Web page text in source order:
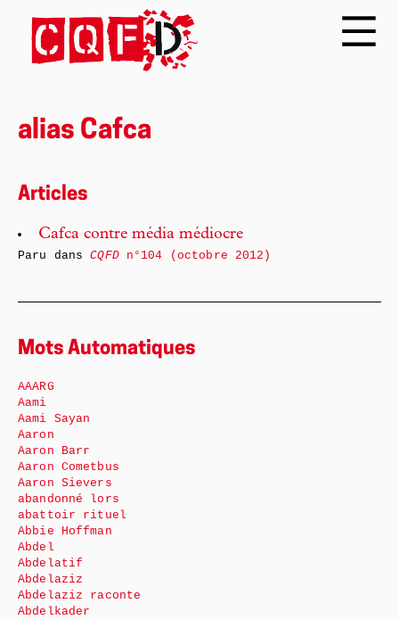
alias Cafca
Articles
Cafca contre média médiocre
Paru dansCQFDn°104 (octobre 2012)
Mots Automatiques
AAARG
Aami
Aami Sayan
Aaron
Aaron Barr
Aaron Cometbus
Aaron Sievers
abandonné lors
abattoir rituel
Abbie Hoffman
Abdel
Abdelatif
Abdelaziz
Abdelaziz raconte
Abdelkader